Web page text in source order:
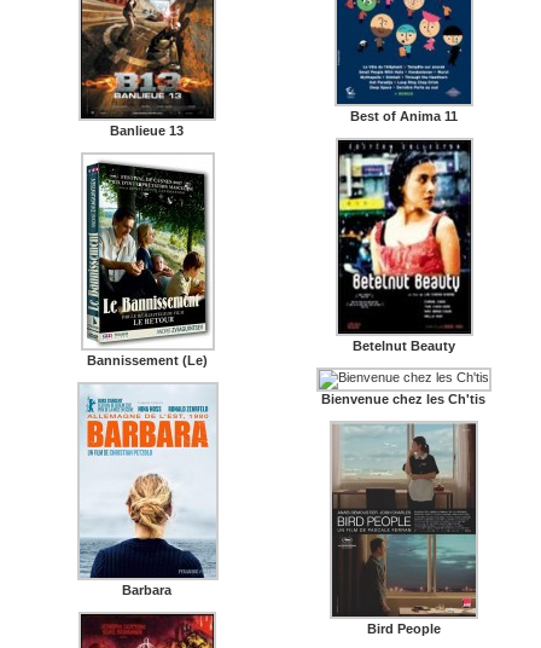
Banlieue 13
Bannissement (Le)
Barbara
Best of Anima 11
Betelnut Beauty
Bienvenue chez les Ch'tis
Bird People